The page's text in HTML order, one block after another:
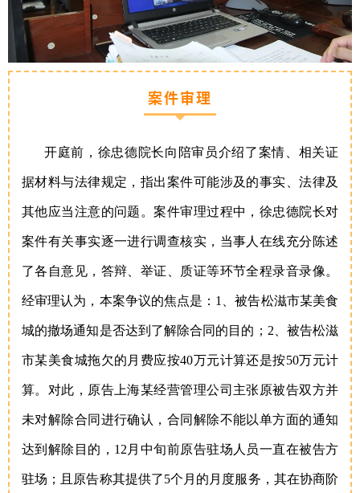
案件审理
开庭前，徐忠德院长向陪审员介绍了案情、相关证
据材料与法律规定，指出案件可能涉及的事实、法律及
其他应当注意的问题。案件审理过程中，徐忠德院长对
案件有关事实逐一进行调查核实，当事人在线充分陈述
了各自意见，答辩、举证、质证等环节全程录音录像。
经审理认为，本案争议的焦点是：1、被告松滋市某美食
城的撤场通知是否达到了解除合同的目的；2、被告松滋
市某美食城拖欠的月费应按40万元计算还是按50万元计
算。对此，原告上海某经营管理公司主张原被告双方并
未对解除合同进行确认，合同解除不能以单方面的通知
达到解除目的，12月中旬前原告驻场人员一直在被告方
驻场；且原告称其提供了5个月的月度服务，其在协商阶